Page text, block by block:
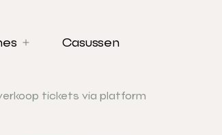
Casussen
tickets via platform